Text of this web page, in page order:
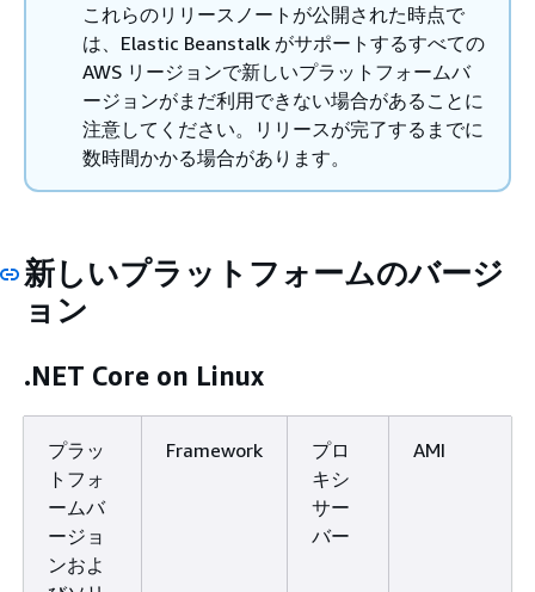
これらのリリースノートが公開された時点で
は、Elastic Beanstalk がサポートするすべての
AWS リージョンで新しいプラットフォームバ
ージョンがまだ利用できない場合があることに
注意してください。リリースが完了するまでに
数時間かかる場合があります。
新しいプラットフォームのバージ
ョン
.NET Core on Linux
プラッ
トフォ
ームバ
ージョ
ンおよ
Framework
プロ
キシ
サー
バー
AMI